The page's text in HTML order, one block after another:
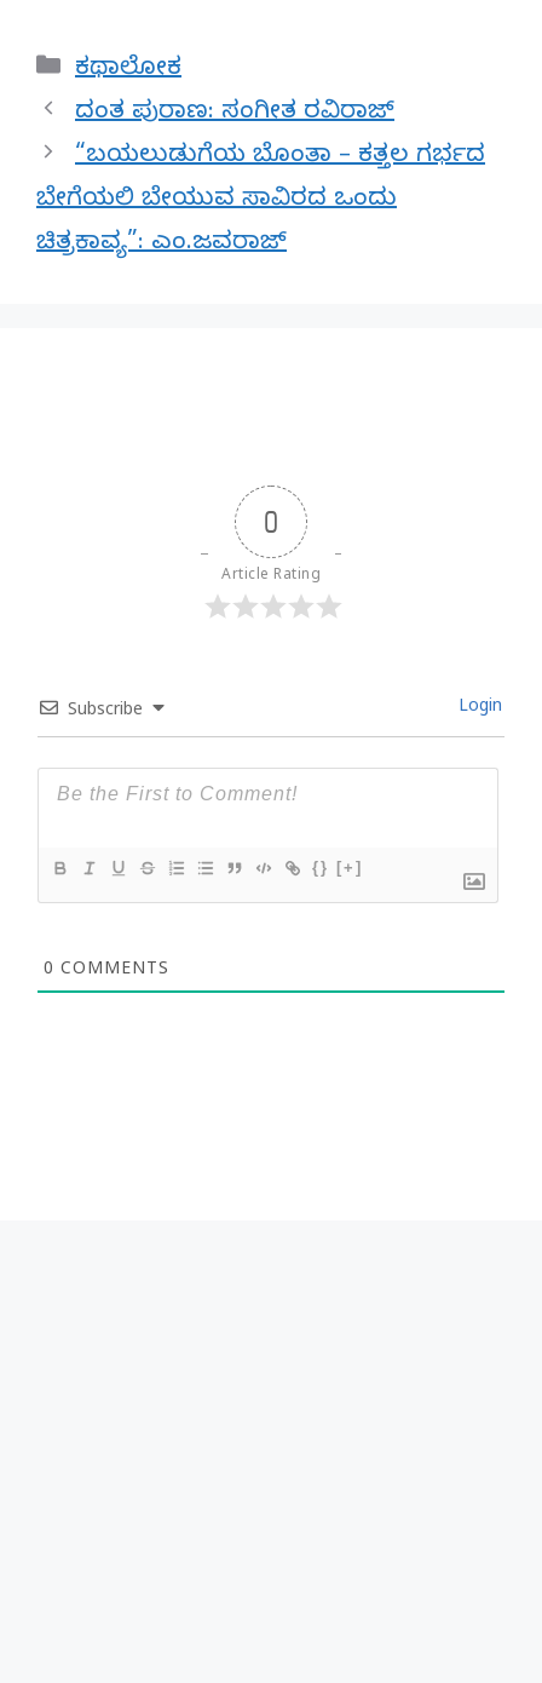
Categories
ಕಥಾಲೋಕ
ದಂತ ಪುರಾಣ: ಸಂಗೀತ ರವಿರಾಜ್
“ಬಯಲುಡುಗೆಯ ಬೊಂತಾ – ಕತ್ತಲ ಗರ್ಭದ
ಬೇಗೆಯಲಿ ಬೇಯುವ ಸಾವಿರದ ಒಂದು
ಚಿತ್ರಕಾವ್ಯ”: ಎಂ.ಜವರಾಜ್
0
Article Rating
Subscribe Login
{} [+]
0 COMMENTS